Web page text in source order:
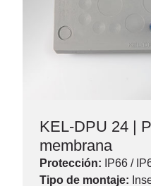
KEL-DPU 24 |
membrana
Protección: IP66 /
Tipo de montaje: